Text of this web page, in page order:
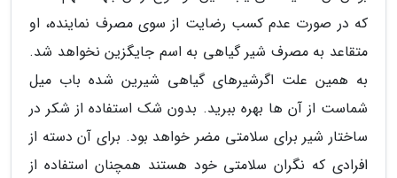
که در صورت عدم کسب رضایت از سوی مصرف نماینده، او
متقاعد به مصرف شیر گیاهی به اسم جایگزین نخواهد شد.
به همین علت اگرشیرهای گیاهی شیرین شده باب میل
شماست از آن ها بهره ببرید. بدون شک استفاده از شکر در
ساختار شیر برای سلامتی مضر خواهد بود. برای آن دسته از
افرادی که نگران سلامتی خود هستند همچنان استفاده از